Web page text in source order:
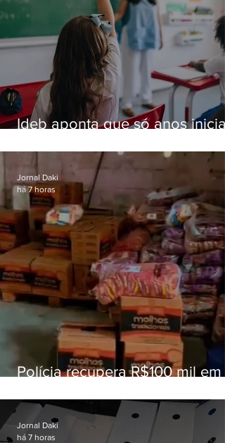
Ideb aponta que só anos
educação
Polícia recupera R$100 mil em
Fluminense
Jornal Daki
há 7 horas
Jornal Daki
há 7 horas